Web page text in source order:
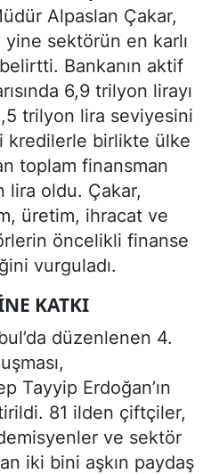
Alpaslan Çakar,
sektörün en karlı
Bankanın aktif
6,9 trilyon lirayı
trilyon lira seviyesini
kredilerle birlikte ülke
toplam finansman
lira oldu. Çakar,
üretim, ihracat ve
öncelikli finanse
vurguladı.
KATKI
düzenlenen 4.
Tayyip Erdoğan’ın
81 ilden çiftçiler,
ve sektör
iki bini aşkın paydaş